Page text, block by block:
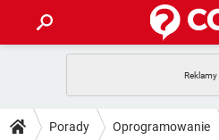
GRY
PORADY
Porady Oprogramowanie